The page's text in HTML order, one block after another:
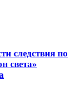
следствия по
света»